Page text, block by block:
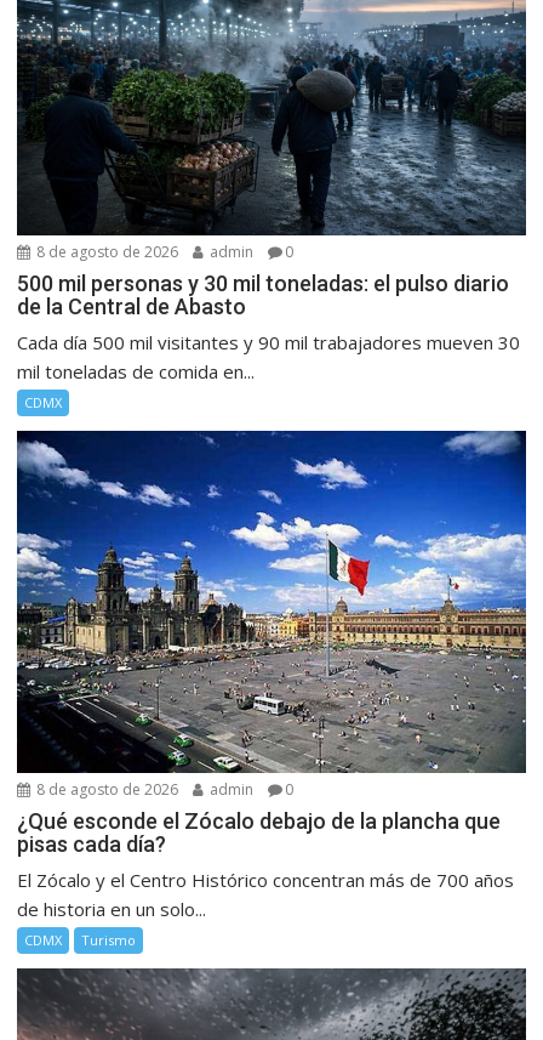
8 de agosto de 2026 admin 0
500 mil personas y 30 mil toneladas: el pulso diario
de la Central de Abasto
Cada día 500 mil visitantes y 90 mil trabajadores mueven 30
mil toneladas de comida en...
CDMX
8 de agosto de 2026 admin 0
¿Qué esconde el Zócalo debajo de la plancha que
pisas cada día?
El Zócalo y el Centro Histórico concentran más de 700 años
de historia en un solo...
CDMX Turismo